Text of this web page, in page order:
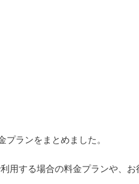
プランをまとめました。
用する場合の料金プランや、